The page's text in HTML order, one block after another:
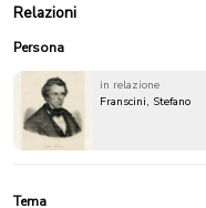
Relazioni
Persona
in relazione
Franscini, Stefano
Tema